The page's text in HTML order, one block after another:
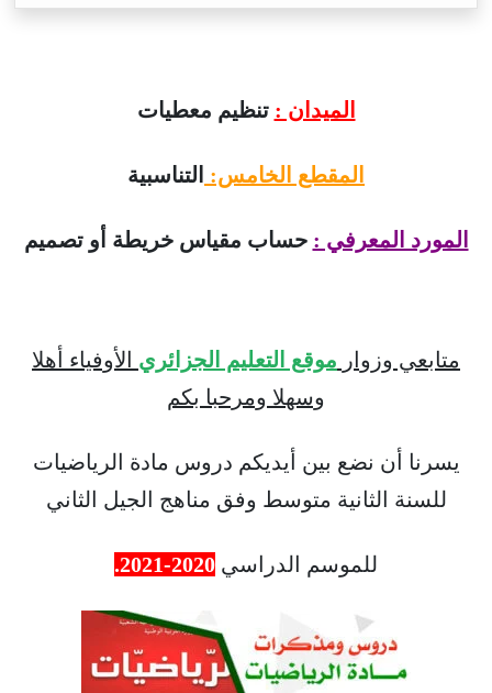
الميدان : تنظيم معطيات
المقطع الخامس: التناسبية
المورد المعرفي : حساب مقياس خريطة أو تصميم
متابعي وزوار موقع التعليم الجزائري الأوفياء أهلا
وسهلا ومرحبا بكم
يسرنا أن نضع بين أيديكم دروس مادة الرياضيات
للسنة الثانية متوسط وفق مناهج الجيل الثاني
للموسم الدراسي 2020-2021.